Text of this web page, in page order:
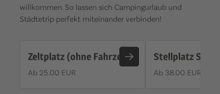
willkommen. So lassen sich Campingurlaub und
Städtetrip perfekt miteinander verbinden!
Zeltplatz (ohne Fahrzeug)
Ab 25.00 EUR
Stellplatz
Ab 38.00 EUR